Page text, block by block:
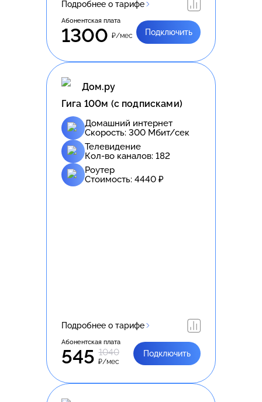
Подробнее о тарифе
Абонентская плата
1300 ₽/мес Подключить
Дом.ру
Гига 100м (с подписками)
Домашний интернет
Скорость: 300 Мбит/сек
Телевидение
Кол-во каналов: 182
Роутер
Стоимость: 4440 ₽
Подробнее о тарифе
Абонентская плата
545 1040
₽/мес
Подключить